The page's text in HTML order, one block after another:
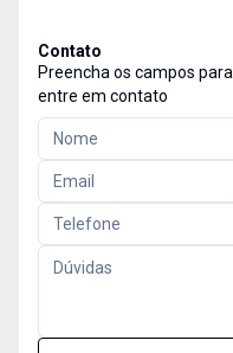
Contato
Preencha os campos
entre em contato